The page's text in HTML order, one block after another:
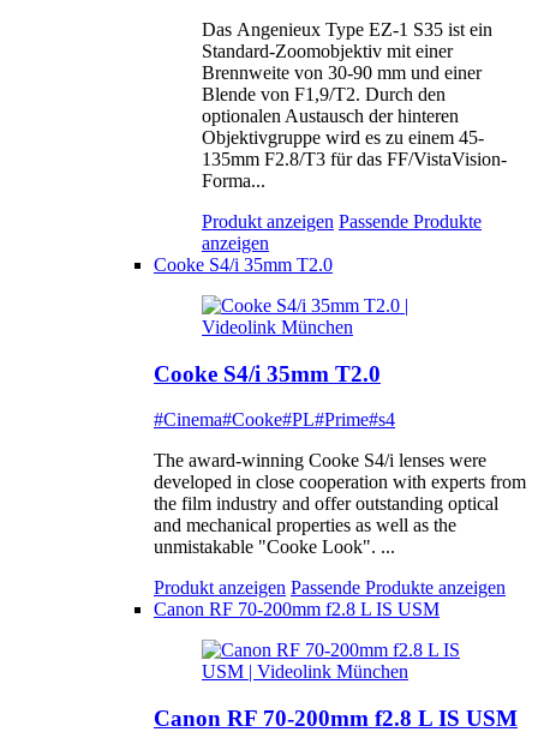
Das Angenieux Type EZ-1 S35 ist ein
Standard-Zoomobjektiv mit einer
Brennweite von 30-90 mm und einer
Blende von F1,9/T2. Durch den
optionalen Austausch der hinteren
Objektivgruppe wird es zu einem 45-
135mm F2.8/T3 für das FF/VistaVision-
Forma...
Produkt anzeigen Passende Produkte
anzeigen
Cooke S4/i 35mm T2.0
Cooke S4/i 35mm T2.0
#Cinema#Cooke#PL#Prime#s4
The award-winning Cooke S4/i lenses were
developed in close cooperation with experts from
the film industry and offer outstanding optical
and mechanical properties as well as the
unmistakable "Cooke Look". ...
Produkt anzeigen Passende Produkte anzeigen
Canon RF 70-200mm f2.8 L IS USM
Canon RF 70-200mm f2.8 L IS USM